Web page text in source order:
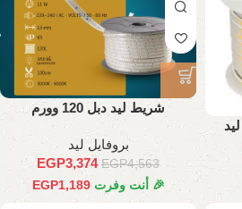
شريط ليد دبل 120 وورم
بروفايل ليد
EGP4,563
EGP3,374
🎉 أنت وفرت EGP1,189